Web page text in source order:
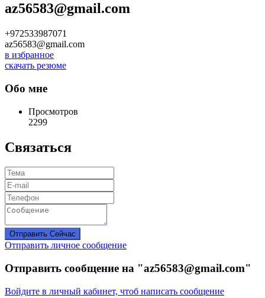
az56583@gmail.com
+972533987071
az56583@gmail.com
в избранное
скачать резюме
Обо мне
Просмотров
2299
Связаться
Отправить Сейчас
Отправить личное сообщение
Отправить сообщение на "az56583@gmail.com"
Войдите в личный кабинет, чтоб написать сообщение